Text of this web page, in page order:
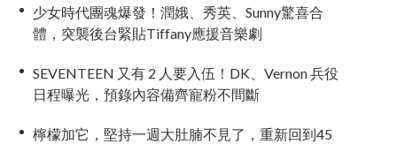
少女時代團魂爆發！潤娥、秀英、Sunny驚喜合
體，突襲後台緊貼Tiffany應援音樂劇
SEVENTEEN 又有 2 人要入伍！DK、Vernon 兵役
日程曝光，預錄內容備齊寵粉不間斷
檸檬加它，堅持一週大肚腩不見了，重新回到45